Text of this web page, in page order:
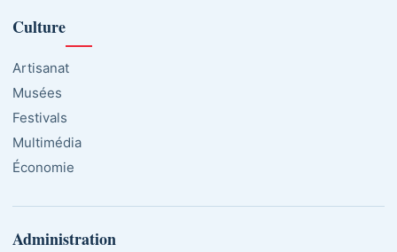
Culture
Artisanat
Musées
Festivals
Multimédia
Économie
Administration